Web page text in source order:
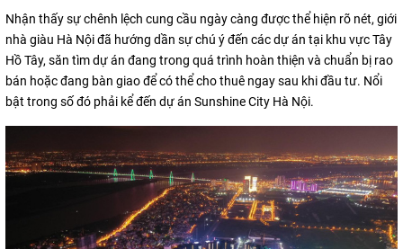
Nhận thấy sự chênh lệch cung cầu ngày càng được thể hiện rõ nét, giới
nhà giàu Hà Nội đã hướng dần sự chú ý đến các dự án tại khu vực Tây
Hồ Tây, săn tìm dự án đang trong quá trình hoàn thiện và chuẩn bị rao
bán hoặc đang bàn giao để có thể cho thuê ngay sau khi đầu tư. Nổi
bật trong số đó phải kể đến dự án Sunshine City Hà Nội.